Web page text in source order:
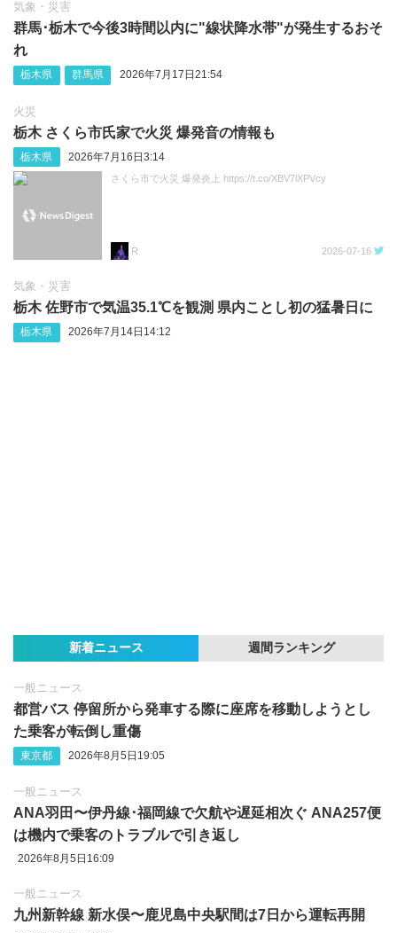
気象・災害
群馬･栃木で今後3時間以内に"線状降水帯"が発生するおそ
れ
栃木県 群馬県 2026年7月17日21:54
火災
栃木 さくら市氏家で火災 爆発音の情報も
栃木県 2026年7月16日3:14
さくら市で火災 爆発炎上 https://t.co/XBV7lXPVcy
R 2026-07-16
気象・災害
栃木 佐野市で気温35.1℃を観測 県内ことし初の猛暑日に
栃木県 2026年7月14日14:12
新着ニュース 週間ランキング
一般ニュース
都営バス 停留所から発車する際に座席を移動しようとし
た乗客が転倒し重傷
東京都 2026年8月5日19:05
一般ニュース
ANA羽田〜伊丹線･福岡線で欠航や遅延相次ぐ ANA257便
は機内で乗客のトラブルで引き返し
2026年8月5日16:09
一般ニュース
九州新幹線 新水俣〜鹿児島中央駅間は7日から運転再開